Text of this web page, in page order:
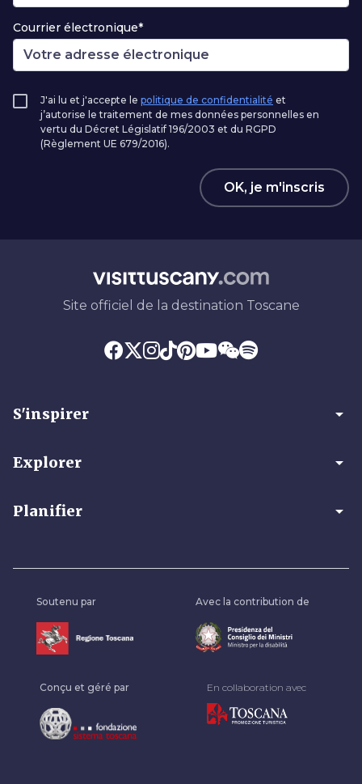
Courrier électronique*
J'ai lu et j'accepte le politique de confidentialité et
j’autorise le traitement de mes données personnelles en
vertu du Décret Législatif 196/2003 et du RGPD
(Règlement UE 679/2016).
OK, je m'inscris
Site officiel de la destination Toscane
S'inspirer arrow_drop_down
Explorer arrow_drop_down
Planifier arrow_drop_down
Soutenu par Avec la contribution de
Conçu et géré par En collaboration avec